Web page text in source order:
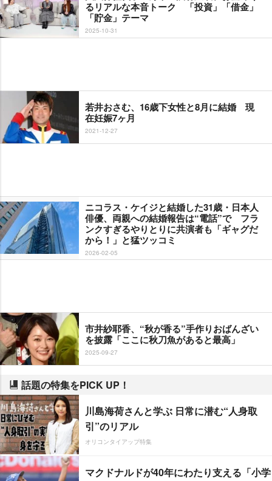
るリアルな本音トーク 「投資」「借金」
「貯金」テーマ
2025-10-31
若井おさむ、16歳下女性と8月に結婚 現
在妊娠7ヶ月
2021-12-27
ニコラス・ケイジと結婚した31歳・日本人
俳優、両親への結婚報告は“電話”で フラ
ンクすぎるやりとりに共演者も「ギャグだ
から！」と猛ツッコミ
2026-02-05
市井紗耶香、“秋が香る”手作りおばんざい
を披露「ここに秋刀魚があると最高」
2025-09-27
話題の特集をPICK UP！
川島海荷さんと学ぶ 日常に潜む“人身取
引”のリアル
オリコンタイアップ特集
マクドナルドが40年にわたり支える「小学